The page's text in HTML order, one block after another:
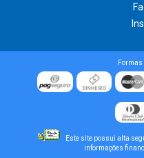
Formas
Este site possui alta
informações